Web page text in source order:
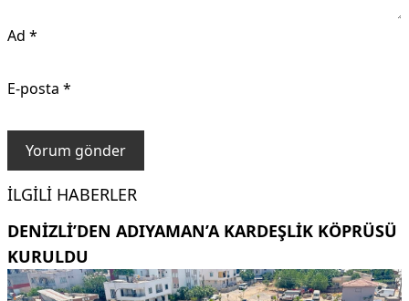
Ad *
E-posta *
İLGILI HABERLER
DENIZLI’DEN ADIYAMAN’A KARDEŞLIK KÖPRÜSÜ
KURULDU